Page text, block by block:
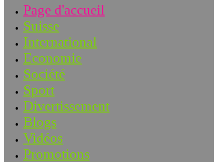
Page d'accueil
Suisse
International
Economie
Société
Sport
Divertissement
Blogs
Vidéos
Promotions